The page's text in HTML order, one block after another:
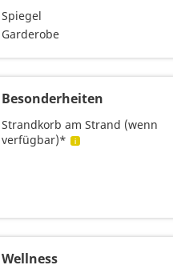
Spiegel
Garderobe
Besonderheiten
Strandkorb am Strand (wenn
verfügbar)*
Wellness